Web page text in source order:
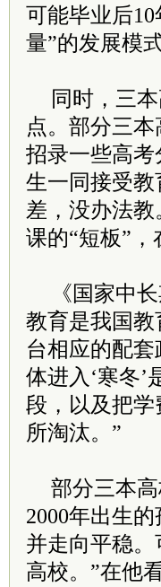
可能毕业后
量”的发展模
同时，三
点。部分三
招录一些高考
生一同接受
差，没办法
课的“短板”
《国家中
教育是我国
台相应的配
体进入‘寒冬
段，以及把
所淘汰。”
部分三本
2000年出生
并走向平稳
高校。”在他